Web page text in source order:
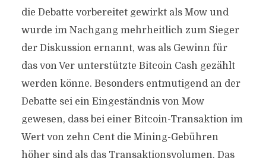
die Debatte vorbereitet gewirkt als Mow und
wurde im Nachgang mehrheitlich zum Sieger
der Diskussion ernannt, was als Gewinn für
das von Ver unterstützte Bitcoin Cash gezählt
werden könne. Besonders entmutigend an der
Debatte sei ein Eingeständnis von Mow
gewesen, dass bei einer Bitcoin-Transaktion im
Wert von zehn Cent die Mining-Gebühren
höher sind als das Transaktionsvolumen. Das